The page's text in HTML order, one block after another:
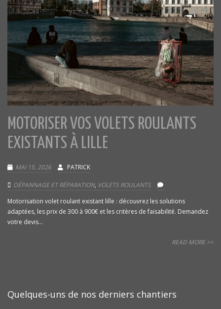
MOTORISER VOS VOLETS ROULANTS
EXISTANTS À LILLE
MAI 15, 2026 PATRICK
DÉPANNAGE ET RÉPARATION, VOLETS ROULANTS
Motorisation volet roulant existant lille : découvrez les solutions
adaptées, les prix de 300 à 900€ et les critères de faisabilité. Demandez
votre devis...
READ MORE >>
Quelques-uns de nos derniers chantiers